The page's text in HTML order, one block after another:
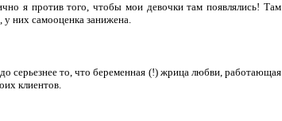
я против того, чтобы мои девочки там появлялись! Там
них самооценка занижена.
серьезнее то, что беременная (!) жрица любви, работающая
клиентов.